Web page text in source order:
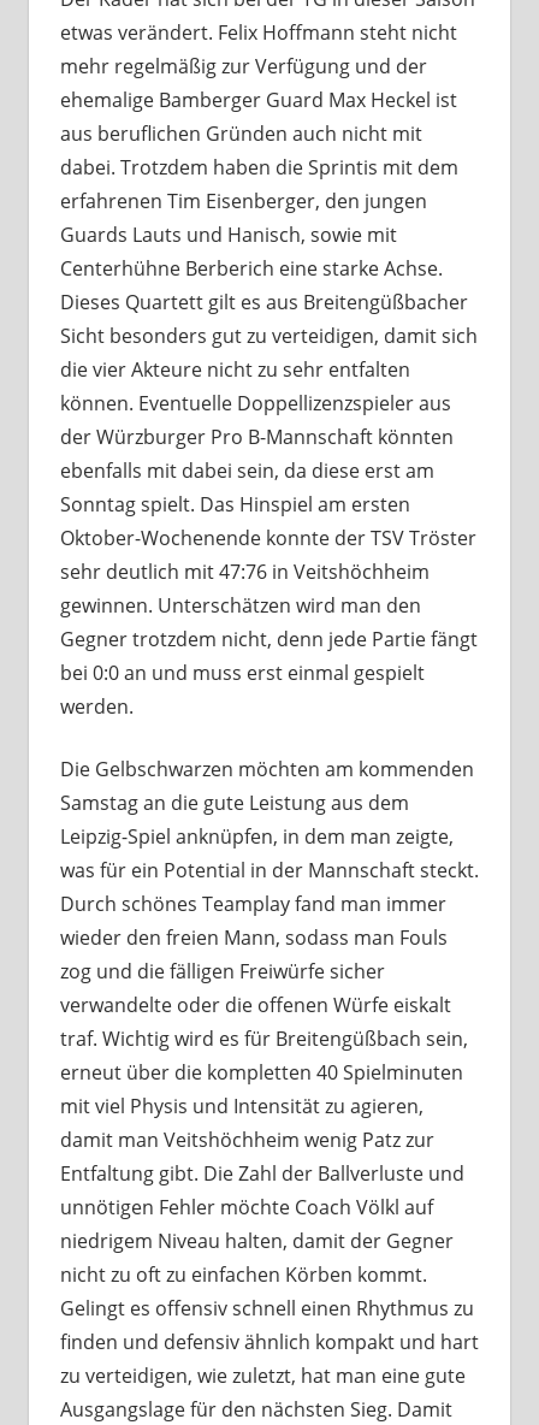
etwas verändert. Felix Hoffmann steht nicht
mehr regelmäßig zur Verfügung und der
ehemalige Bamberger Guard Max Heckel ist
aus beruflichen Gründen auch nicht mit
dabei. Trotzdem haben die Sprintis mit dem
erfahrenen Tim Eisenberger, den jungen
Guards Lauts und Hanisch, sowie mit
Centerhühne Berberich eine starke Achse.
Dieses Quartett gilt es aus Breitengüßbacher
Sicht besonders gut zu verteidigen, damit sich
die vier Akteure nicht zu sehr entfalten
können. Eventuelle Doppellizenzspieler aus
der Würzburger Pro B-Mannschaft könnten
ebenfalls mit dabei sein, da diese erst am
Sonntag spielt. Das Hinspiel am ersten
Oktober-Wochenende konnte der TSV Tröster
sehr deutlich mit 47:76 in Veitshöchheim
gewinnen. Unterschätzen wird man den
Gegner trotzdem nicht, denn jede Partie fängt
bei 0:0 an und muss erst einmal gespielt
werden.
Die Gelbschwarzen möchten am kommenden
Samstag an die gute Leistung aus dem
Leipzig-Spiel anknüpfen, in dem man zeigte,
was für ein Potential in der Mannschaft steckt.
Durch schönes Teamplay fand man immer
wieder den freien Mann, sodass man Fouls
zog und die fälligen Freiwürfe sicher
verwandelte oder die offenen Würfe eiskalt
traf. Wichtig wird es für Breitengüßbach sein,
erneut über die kompletten 40 Spielminuten
mit viel Physis und Intensität zu agieren,
damit man Veitshöchheim wenig Patz zur
Entfaltung gibt. Die Zahl der Ballverluste und
unnötigen Fehler möchte Coach Völkl auf
niedrigem Niveau halten, damit der Gegner
nicht zu oft zu einfachen Körben kommt.
Gelingt es offensiv schnell einen Rhythmus zu
finden und defensiv ähnlich kompakt und hart
zu verteidigen, wie zuletzt, hat man eine gute
Ausgangslage für den nächsten Sieg. Damit